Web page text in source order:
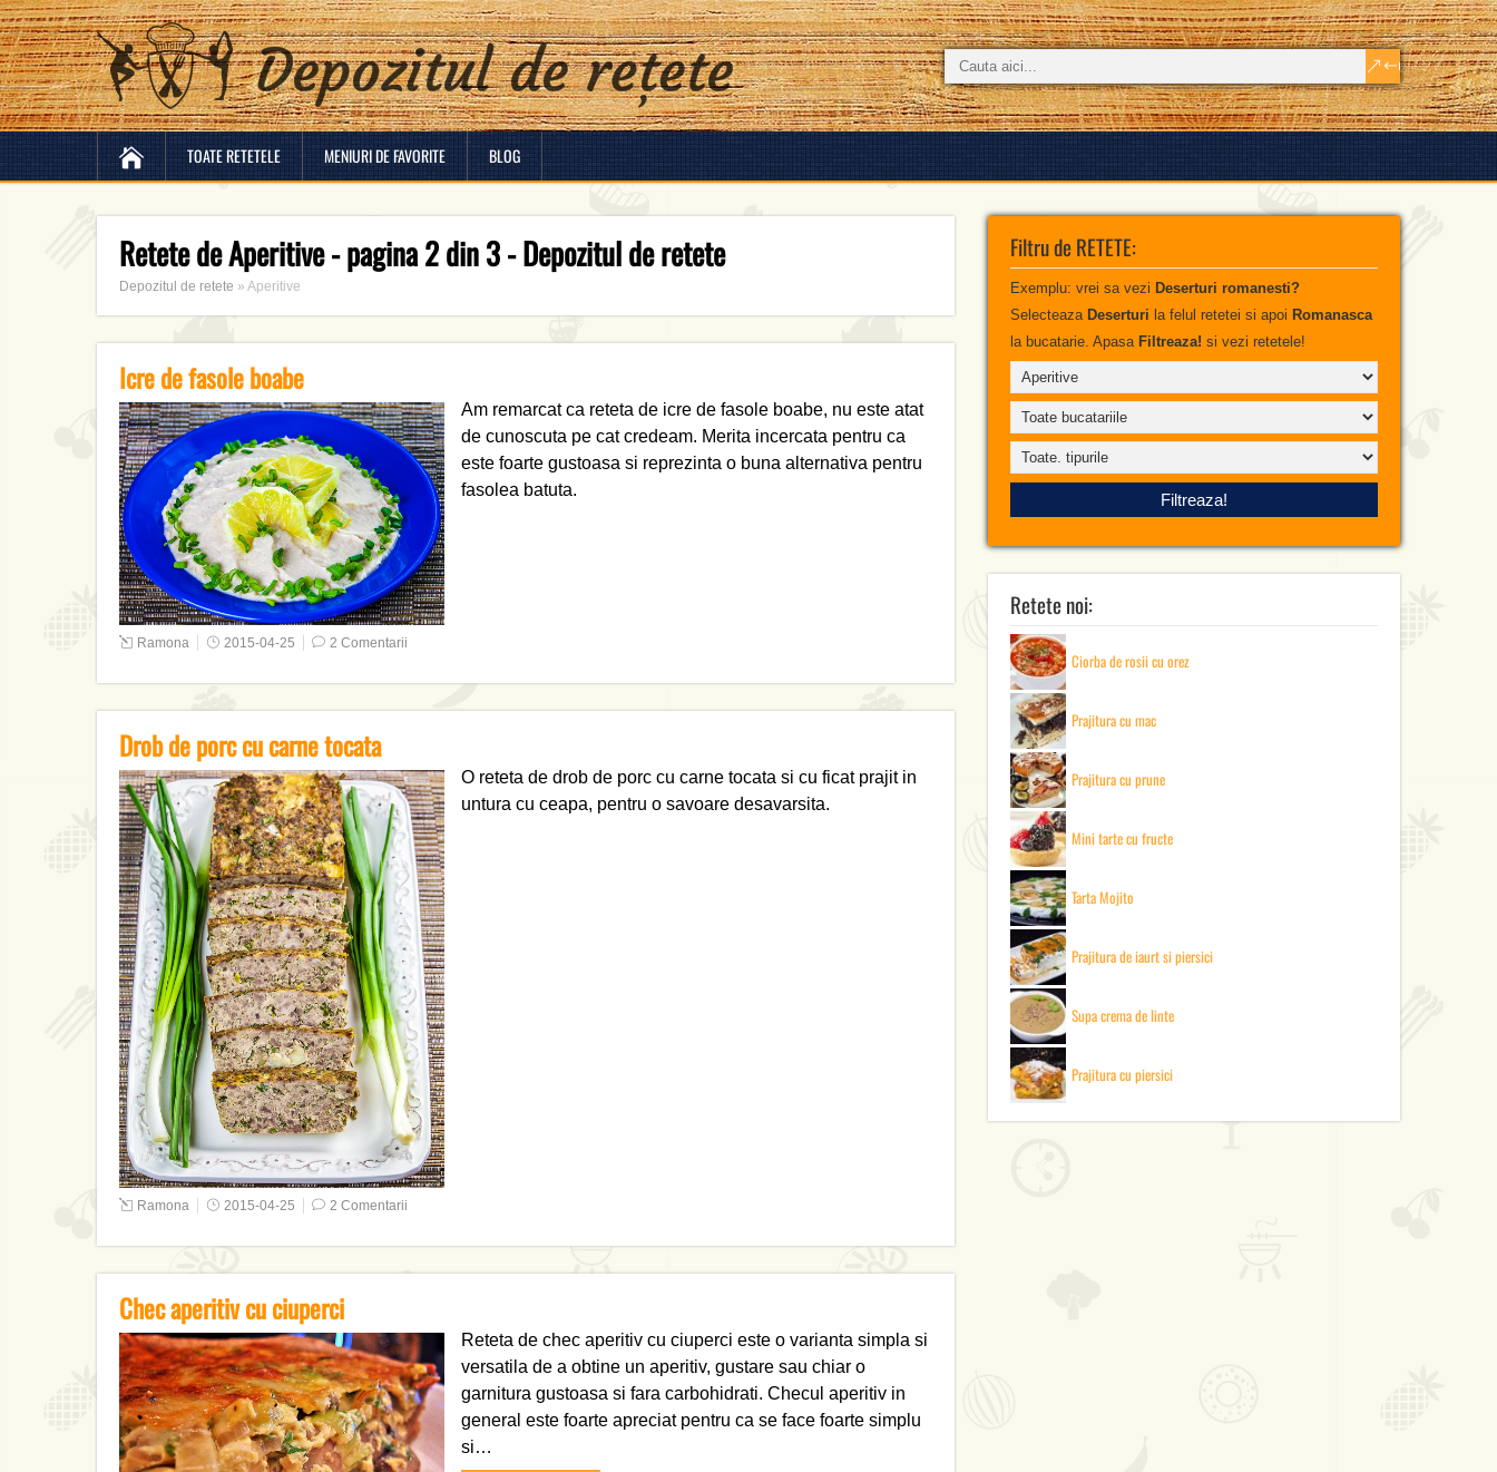
TOATE RETETELE MENIURI DE FAVORITE BLOG
Retete de Aperitive - pagina 2 din 3 - Depozitul de retete
Depozitul de retete » Aperitive
Icre de fasole boabe
Am remarcat ca reteta de icre de fasole boabe, nu este atat
de cunoscuta pe cat credeam. Merita incercata pentru ca
este foarte gustoasa si reprezinta o buna alternativa pentru
fasolea batuta.
Ramona 2015-04-25 2 Comentarii
Drob de porc cu carne tocata
O reteta de drob de porc cu carne tocata si cu ficat prajit in
untura cu ceapa, pentru o savoare desavarsita.
Ramona 2015-04-25 2 Comentarii
Chec aperitiv cu ciuperci
Reteta de chec aperitiv cu ciuperci este o varianta simpla si
versatila de a obtine un aperitiv, gustare sau chiar o
garnitura gustoasa si fara carbohidrati. Checul aperitiv in
general este foarte apreciat pentru ca se face foarte simplu
si…
Filtru de RETETE:
Exemplu: vrei sa vezi Deserturi romanesti?
Selecteaza Deserturi la felul retetei si apoi Romanasca
la bucatarie. Apasa Filtreaza! si vezi retetele!
Retete noi:
Ciorba de rosii cu orez
Prajitura cu mac
Prajitura cu prune
Mini tarte cu fructe
Tarta Mojito
Prajitura de iaurt si piersici
Supa crema de linte
Prajitura cu piersici